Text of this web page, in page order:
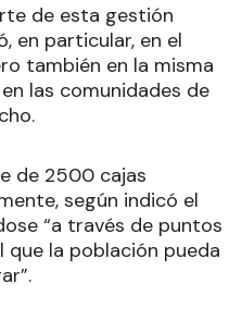
de esta gestión
en particular, en el
también en la misma
las comunidades de
de 2500 cajas
según indicó el
“a través de puntos
la población pueda